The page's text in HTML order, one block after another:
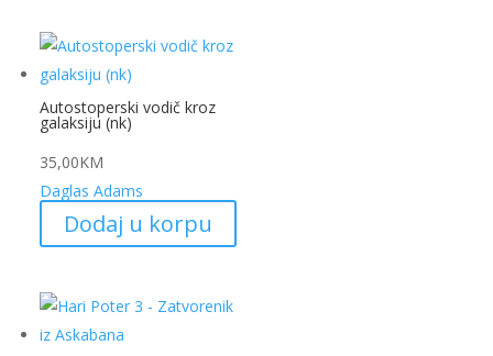
Autostoperski vodič kroz
galaksiju (nk)
35,00KM
Daglas Adams
Dodaj u korpu